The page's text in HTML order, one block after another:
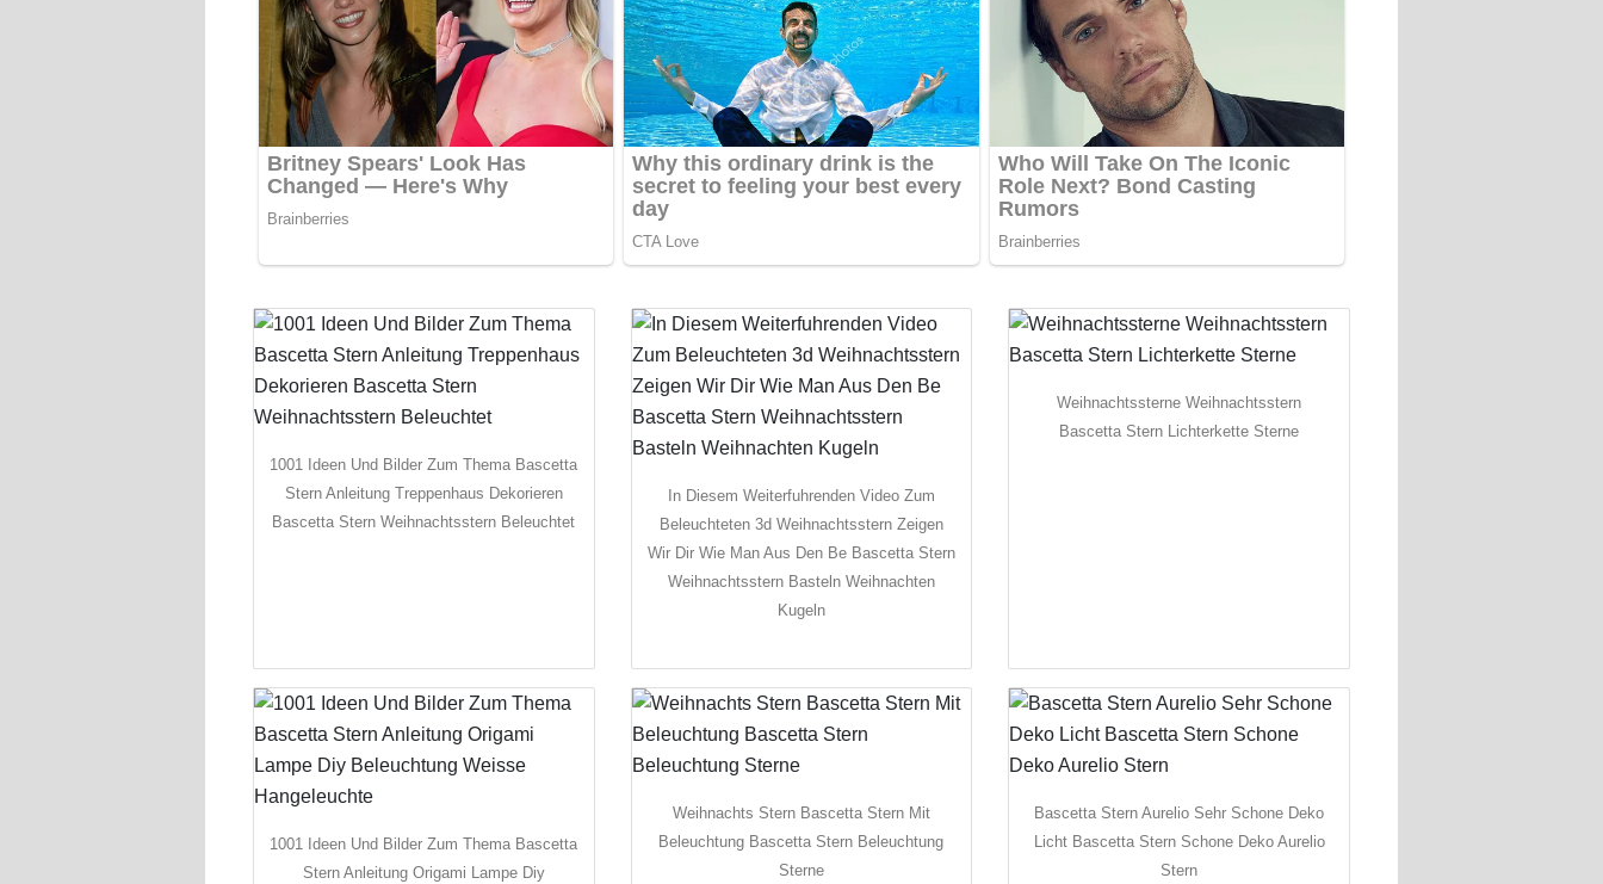
1001 Ideen Und Bilder Zum Thema Bascetta
Stern Anleitung Treppenhaus Dekorieren
Bascetta Stern Weihnachtsstern Beleuchtet
In Diesem Weiterfuhrenden Video Zum
Beleuchteten 3d Weihnachtsstern Zeigen
Wir Dir Wie Man Aus Den Be Bascetta Stern
Weihnachtsstern Basteln Weihnachten
Kugeln
Weihnachtssterne Weihnachtsstern
Bascetta Stern Lichterkette Sterne
1001 Ideen Und Bilder Zum Thema Bascetta
Stern Anleitung Origami Lampe Diy
Weihnachts Stern Bascetta Stern Mit
Beleuchtung Bascetta Stern Beleuchtung
Sterne
Bascetta Stern Aurelio Sehr Schone Deko
Licht Bascetta Stern Schone Deko Aurelio
Stern